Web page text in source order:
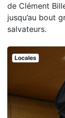
de Clément
jusqu’au bout
salvateurs.
Locales